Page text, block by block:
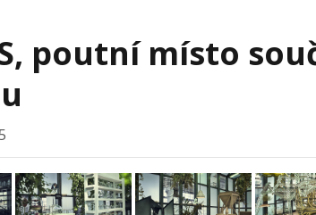
poutní místo